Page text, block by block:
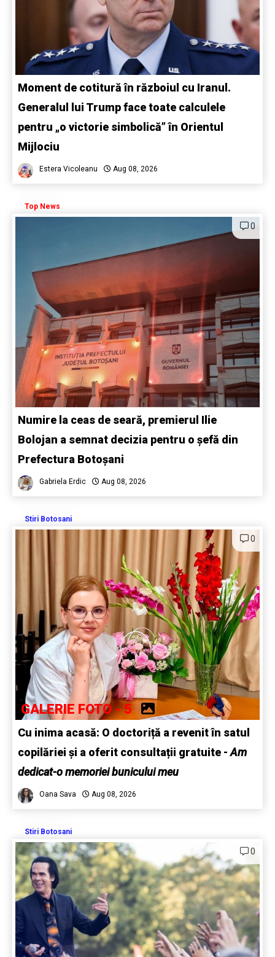
Moment de cotitură în războiul cu Iranul.
Generalul lui Trump face toate calculele
pentru „o victorie simbolică” în Orientul
Mijlociu
Estera Vicoleanu Aug 08, 2026
Top News
0
Numire la ceas de seară, premierul Ilie
Bolojan a semnat decizia pentru o șefă din
Prefectura Botoșani
Gabriela Erdic Aug 08, 2026
Stiri Botosani
0
GALERIE FOTO - 5
Cu inima acasă: O doctoriță a revenit în satul
copilăriei și a oferit consultații gratuite -Am
dedicat-o memoriei bunicului meu
Oana Sava Aug 08, 2026
Stiri Botosani
0